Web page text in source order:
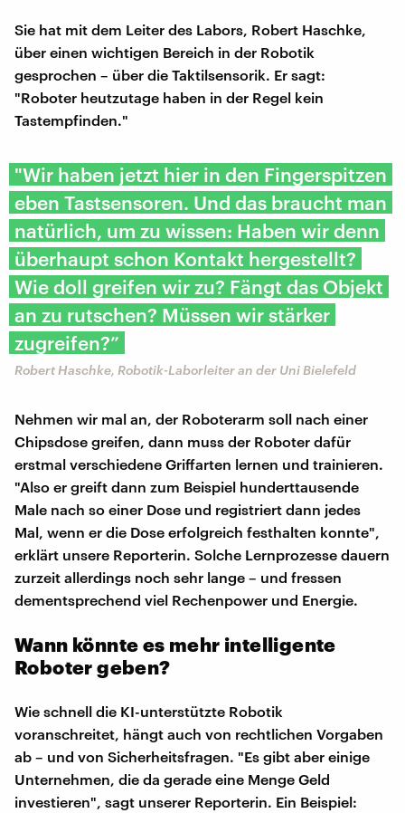
Sie hat mit dem Leiter des Labors, Robert Haschke,
über einen wichtigen Bereich in der Robotik
gesprochen – über die Taktilsensorik. Er sagt:
"Roboter heutzutage haben in der Regel kein
Tastempfinden."
"Wir haben jetzt hier in den Fingerspitzen
eben Tastsensoren. Und das braucht man
natürlich, um zu wissen: Haben wir denn
überhaupt schon Kontakt hergestellt?
Wie doll greifen wir zu? Fängt das Objekt
an zu rutschen? Müssen wir stärker
zugreifen?”
Robert Haschke, Robotik-Laborleiter an der Uni Bielefeld
Nehmen wir mal an, der Roboterarm soll nach einer
Chipsdose greifen, dann muss der Roboter dafür
erstmal verschiedene Griffarten lernen und trainieren.
"Also er greift dann zum Beispiel hunderttausende
Male nach so einer Dose und registriert dann jedes
Mal, wenn er die Dose erfolgreich festhalten konnte",
erklärt unsere Reporterin. Solche Lernprozesse dauern
zurzeit allerdings noch sehr lange – und fressen
dementsprechend viel Rechenpower und Energie.
Wann könnte es mehr intelligente
Roboter geben?
Wie schnell die KI-unterstützte Robotik
voranschreitet, hängt auch von rechtlichen Vorgaben
ab – und von Sicherheitsfragen. "Es gibt aber einige
Unternehmen, die da gerade eine Menge Geld
investieren", sagt unserer Reporterin. Ein Beispiel: